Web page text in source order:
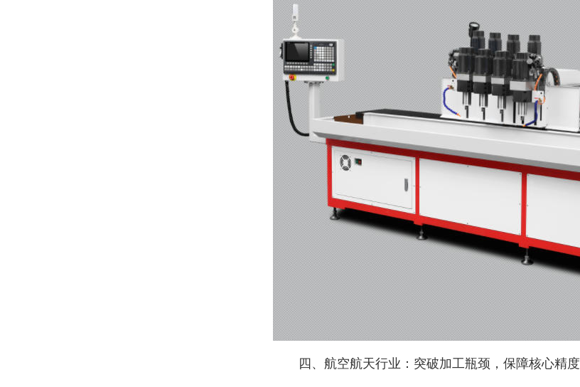
四、航空航天行业：突破加工瓶颈，保障核心精度